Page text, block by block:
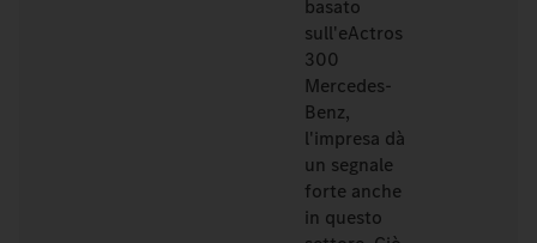
basato
sull'eActros
300
Mercedes-
Benz,
l'impresa dà
un segnale
forte anche
in questo